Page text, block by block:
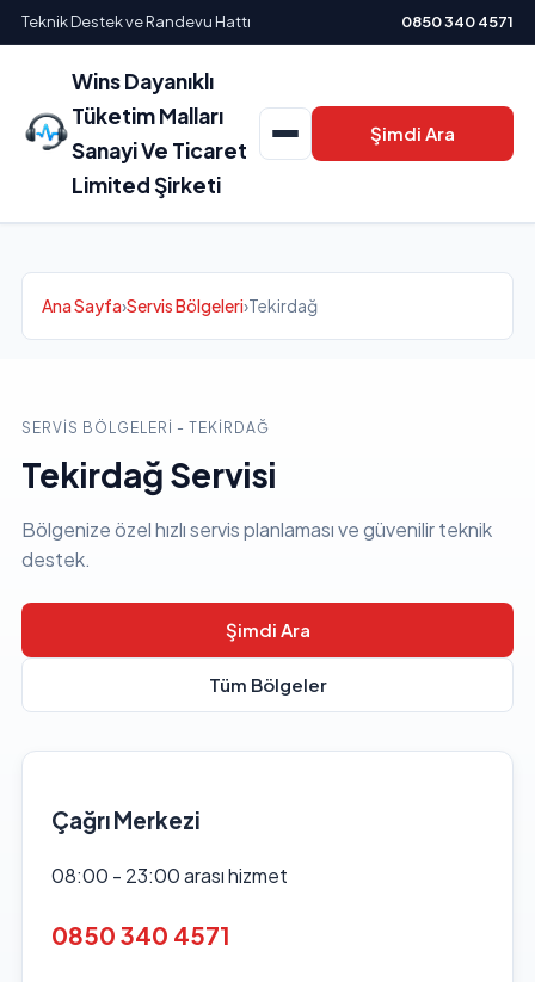
Teknik Destek ve Randevu Hattı 0850 340 4571
Wins Dayanıklı
Tüketim Malları
Sanayi Ve Ticaret
Limited Şirketi
Şimdi Ara
Ana Sayfa›Servis Bölgeleri›Tekirdağ
SERVIS BÖLGELERI - TEKIRDAĞ
Tekirdağ Servisi
Bölgenize özel hızlı servis planlaması ve güvenilir teknik
destek.
Şimdi Ara
Tüm Bölgeler
Çağrı Merkezi
08:00 - 23:00 arası hizmet
0850 340 4571